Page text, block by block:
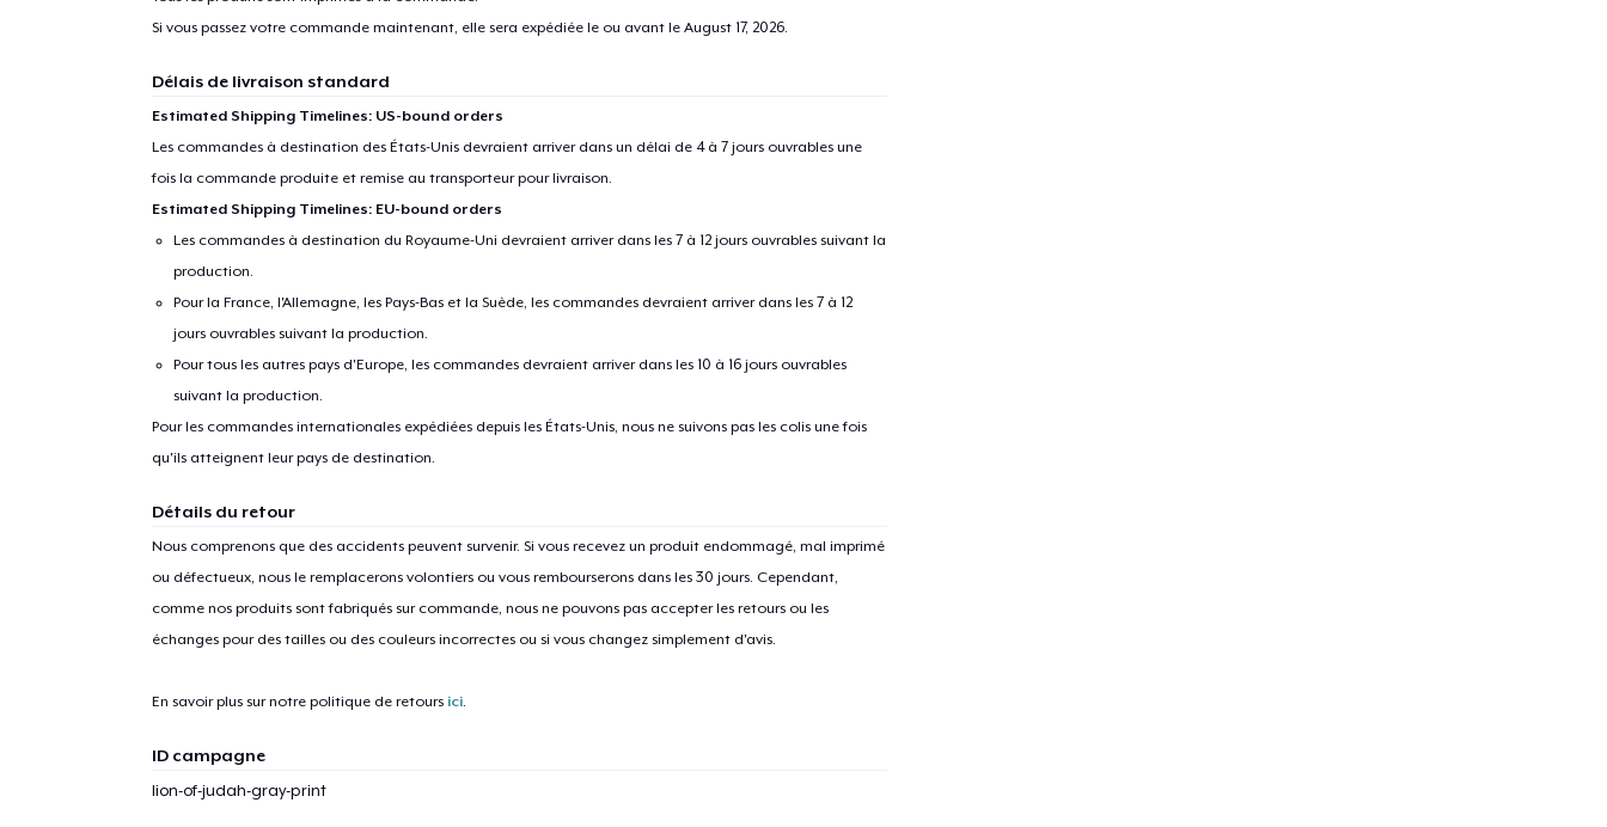
Si vous passez votre commande maintenant, elle sera expédiée le ou avant le August 17, 2026.
Délais de livraison standard
Estimated Shipping Timelines: US-bound orders
Les commandes à destination des États-Unis devraient arriver dans un délai de 4 à 7 jours ouvrables une
fois la commande produite et remise au transporteur pour livraison.
Estimated Shipping Timelines: EU-bound orders
Les commandes à destination du Royaume-Uni devraient arriver dans les 7 à 12 jours ouvrables suivant la
production.
Pour la France, l'Allemagne, les Pays-Bas et la Suède, les commandes devraient arriver dans les 7 à 12
jours ouvrables suivant la production.
Pour tous les autres pays d'Europe, les commandes devraient arriver dans les 10 à 16 jours ouvrables
suivant la production.
Pour les commandes internationales expédiées depuis les États-Unis, nous ne suivons pas les colis une fois
qu'ils atteignent leur pays de destination.
Détails du retour
Nous comprenons que des accidents peuvent survenir. Si vous recevez un produit endommagé, mal imprimé
ou défectueux, nous le remplacerons volontiers ou vous rembourserons dans les 30 jours. Cependant,
comme nos produits sont fabriqués sur commande, nous ne pouvons pas accepter les retours ou les
échanges pour des tailles ou des couleurs incorrectes ou si vous changez simplement d'avis.
En savoir plus sur notre politique de retours ici.
ID campagne
lion-of-judah-gray-print